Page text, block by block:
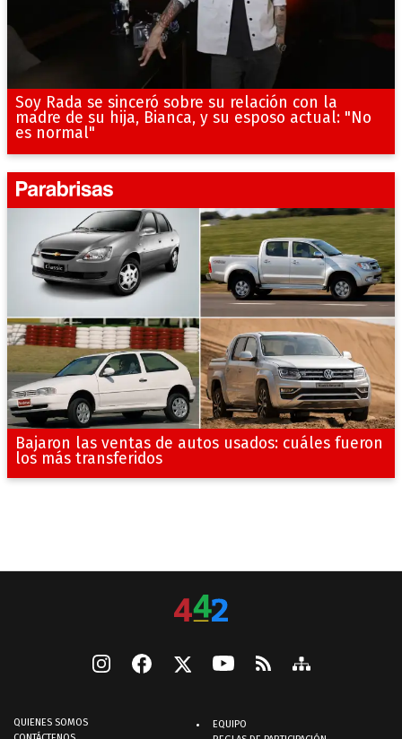
Soy Rada se sinceró sobre su relación con la
madre de su hija, Bianca, y su esposo actual: "No
es normal"
Bajaron las ventas de autos usados: cuáles fueron
los más transferidos
QUIENES SOMOS
EQUIPO